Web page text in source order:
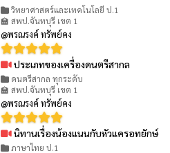
วิทยาศาสตร์และเทคโนโลยี ป.1
🏫 สพป.จันทบุรี เขต 1
@พรณรงค์ ทรัพย์คง
ประเภทของเครื่องดนตรีสากล
ดนตรีสากล ทุกระดับ
🏫 สพป.จันทบุรี เขต 1
@พรณรงค์ ทรัพย์คง
นิทานเรื่องน้องแนนกับหัวแครอทยักษ์